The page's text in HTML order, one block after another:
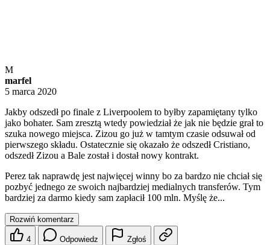
M
marfel
5 marca 2020
Jakby odszedł po finale z Liverpoolem to byłby zapamiętany tylko
jako bohater. Sam zresztą wtedy powiedział że jak nie będzie grał to
szuka nowego miejsca. Zizou go już w tamtym czasie odsuwał od
pierwszego składu. Ostatecznie się okazało że odszedł Cristiano,
odszedł Zizou a Bale został i dostał nowy kontrakt.
Perez tak naprawdę jest najwięcej winny bo za bardzo nie chciał się
pozbyć jednego ze swoich najbardziej medialnych transferów. Tym
bardziej za darmo kiedy sam zapłacił 100 mln. Myślę że...
Rozwiń komentarz
4 Odpowiedz Zgłoś